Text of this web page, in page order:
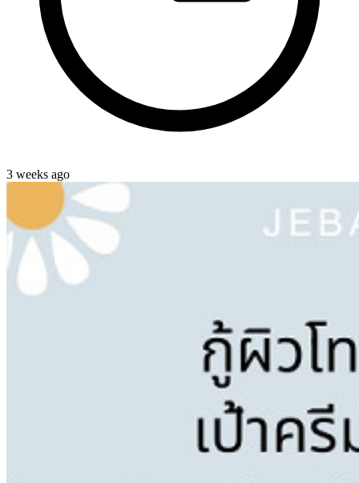
3 weeks ago